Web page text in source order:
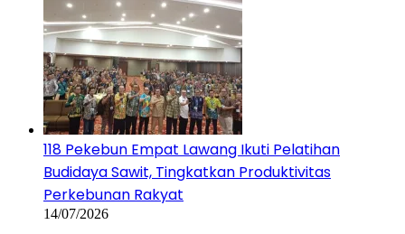
118 Pekebun Empat Lawang Ikuti Pelatihan
Budidaya Sawit, Tingkatkan Produktivitas
Perkebunan Rakyat
14/07/2026